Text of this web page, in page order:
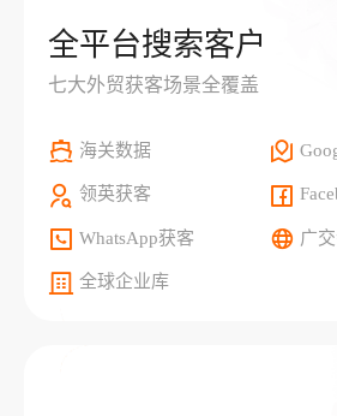
全平台搜索客户
七大外贸获客场景全覆盖
海关数据
领英获客
WhatsApp获客 广
全球企业库